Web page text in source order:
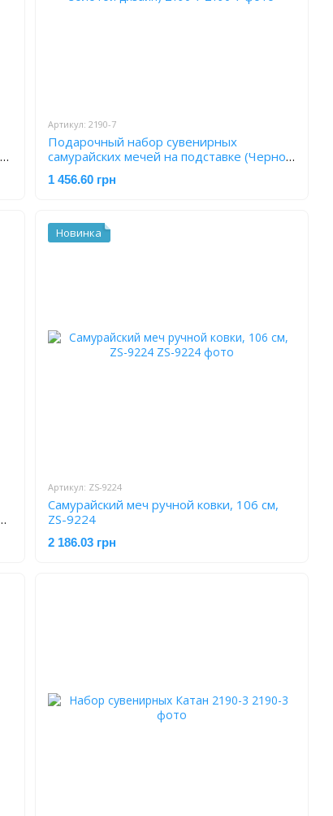
Артикул: 2190-7
Подарочный набор сувенирных
самурайских мечей на подставке (Черно-
золотой дизайн) 2190-7
1 456.60 грн
Новинка
Артикул: ZS-9224
Самурайский меч ручной ковки, 106 см,
ZS-9224
2 186.03 грн